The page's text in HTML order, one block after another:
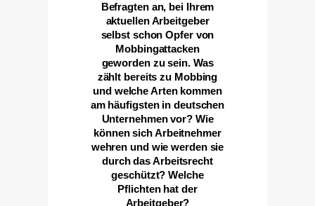
Befragten an, bei Ihrem
aktuellen Arbeitgeber
selbst schon Opfer von
Mobbingattacken
geworden zu sein. Was
zählt bereits zu Mobbing
und welche Arten kommen
am häufigsten in deutschen
Unternehmen vor? Wie
können sich Arbeitnehmer
wehren und wie werden sie
durch das Arbeitsrecht
geschützt? Welche
Pflichten hat der
Arbeitgeber?